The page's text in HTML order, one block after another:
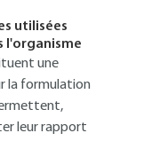
utilisées
l'organisme
une
la formulation
leur rapport